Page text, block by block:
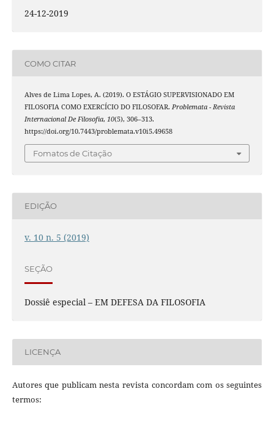
24-12-2019
COMO CITAR
Alves de Lima Lopes, A. (2019). O ESTÁGIO SUPERVISIONADO EM
FILOSOFIA COMO EXERCÍCIO DO FILOSOFAR. Problemata - Revista
Internacional De Filosofia, 10(5), 306–313.
https://doi.org/10.7443/problemata.v10i5.49658
Fomatos de Citação
EDIÇÃO
v. 10 n. 5 (2019)
SEÇÃO
Dossiê especial – EM DEFESA DA FILOSOFIA
LICENÇA
Autores que publicam nesta revista concordam com os seguintes
termos: